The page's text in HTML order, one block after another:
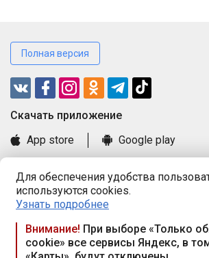
Для обеспечения удобства
используются cookies.
Узнать подробнее
Внимание! При выборе «Только
cookie» все сервисы Яндекс, в
Полная версия
Cкачать приложение
App store
Google play
Книга замечаний и предложений
Правила и документы
Praca.by © 2000—2026, ООО «ПРАЦА БАЙ»
Республика Беларусь, 220114, г. Минск, пр-
117а, пом. № 9.